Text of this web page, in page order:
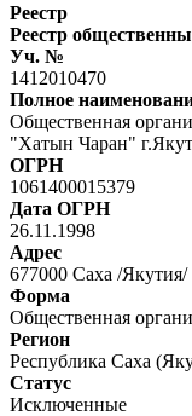
Реестр
Реестр
Уч. №
1412010470
Полное
Общественная
"Хатын Чаран"
ОГРН
1061400015379
Дата ОГРН
26.11.1998
Адрес
677000 Саха /
Форма
Общественная
Регион
Республика Саха
Статус
Исключенные